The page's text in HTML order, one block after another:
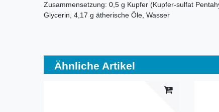
Zusammensetzung: 0,5 g Kupfer (Kupfer-sulfat
Glycerin, 4,17 g ätherische Öle, Wasser
Ähnliche Artikel